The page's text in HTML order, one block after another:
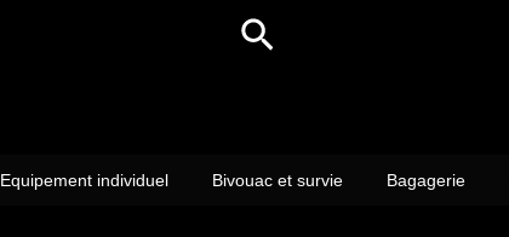
Rechercher
Equipement individuel Bivouac et survie Bagagerie